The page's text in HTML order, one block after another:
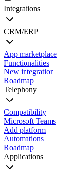
Integrations
CRM/ERP
App marketplace
Functionalities
New integration
Roadmap
Telephony
Compatibility
Microsoft Teams
Add platform
Automations
Roadmap
Applications